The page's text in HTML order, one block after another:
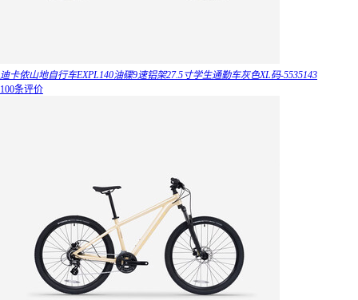
迪卡侬山地自行车EXPL140油碟9速铝架27.5寸学生通勤车灰色XL码-5535143
100条评价